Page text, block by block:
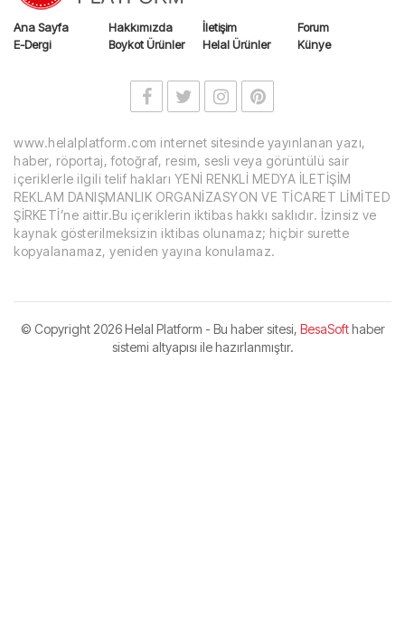
Ana Sayfa Hakkımızda İletişim
Forum
E-Dergi
Boykot Ürünler Helal Ürünler Künye
www.helalplatform.com internet sitesinde yayınlanan yazı,
haber, röportaj, fotoğraf, resim, sesli veya görüntülü sair
içeriklerle ilgili telif hakları YENİ RENKLİ MEDYA İLETİŞİM
REKLAM DANIŞMANLIK ORGANİZASYON VE TİCARET LİMİTED
ŞİRKETİ’ne aittir.Bu içeriklerin iktibas hakkı saklıdır. İzinsiz ve
kaynak gösterilmeksizin iktibas olunamaz; hiçbir surette
kopyalanamaz, yeniden yayına konulamaz.
© Copyright2026 Helal Platform - Bu haber sitesi, BesaSofthaber
sistemi altyapısı ile hazırlanmıştır.